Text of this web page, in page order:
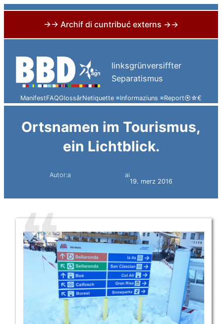
→→ Archif di cuntribuć externs →→
content
linksgrünversiffter
Separatismus
ManifestFAQGlossârNetiquette ≡Informaziuns ≡Report⦿☆€
Ortsnamen im Tourismus,
ein Lichtblick.
Autor:a
ai
19. merz 2016